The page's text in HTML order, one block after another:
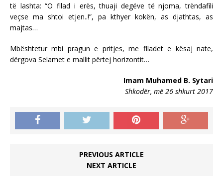
të lashta: “O fllad i erës, thuaji degëve të njoma, trëndafili
veçse ma shtoi etjen..!”, pa kthyer kokën, as djathtas, as
majtas…
Mbështetur mbi pragun e pritjes, me flladet e kësaj nate,
dërgova Selamet e mallit përtej horizontit…
Imam Muhamed B. Sytari
Shkodër, më 26 shkurt 2017
PREVIOUS ARTICLE
NEXT ARTICLE